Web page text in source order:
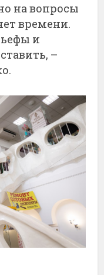
на вопросы
времени.
и
–